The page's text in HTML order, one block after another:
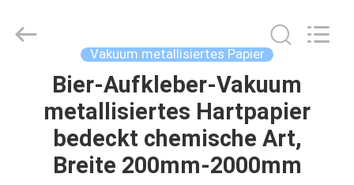
HAUS
PRODUKTE
Ltd..
Vakuum metallisiertes Papier
Bier-Aufkleber-Vakuum
metallisiertes Hartpapier
bedeckt chemische Art,
Breite 200mm-2000mm